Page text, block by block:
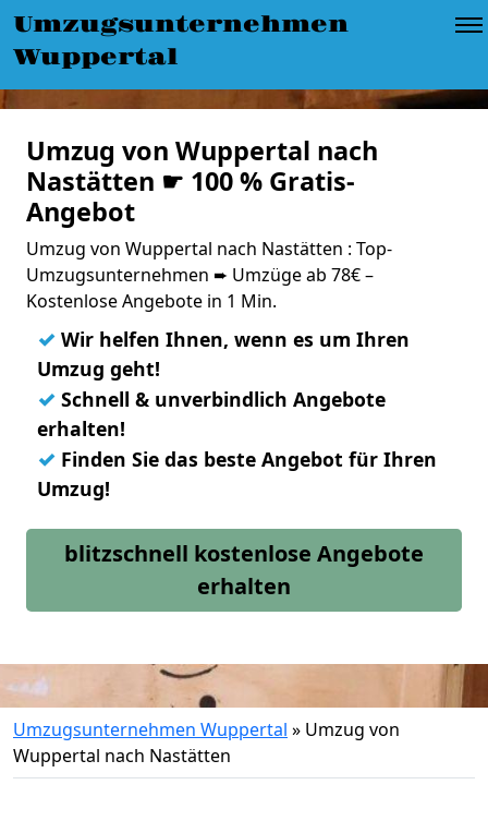
Umzugsunternehmen
Wuppertal
Umzug von Wuppertal nach
Nastätten ☛ 100 % Gratis-
Angebot
Umzug von Wuppertal nach Nastätten : Top-
Umzugsunternehmen ➨ Umzüge ab 78€ –
Kostenlose Angebote in 1 Min.
✓ Wir helfen Ihnen, wenn es um Ihren
Umzug geht!
✓ Schnell & unverbindlich Angebote
erhalten!
✓ Finden Sie das beste Angebot für Ihren
Umzug!
blitzschnell kostenlose Angebote
erhalten
Umzugsunternehmen Wuppertal » Umzug von
Wuppertal nach Nastätten